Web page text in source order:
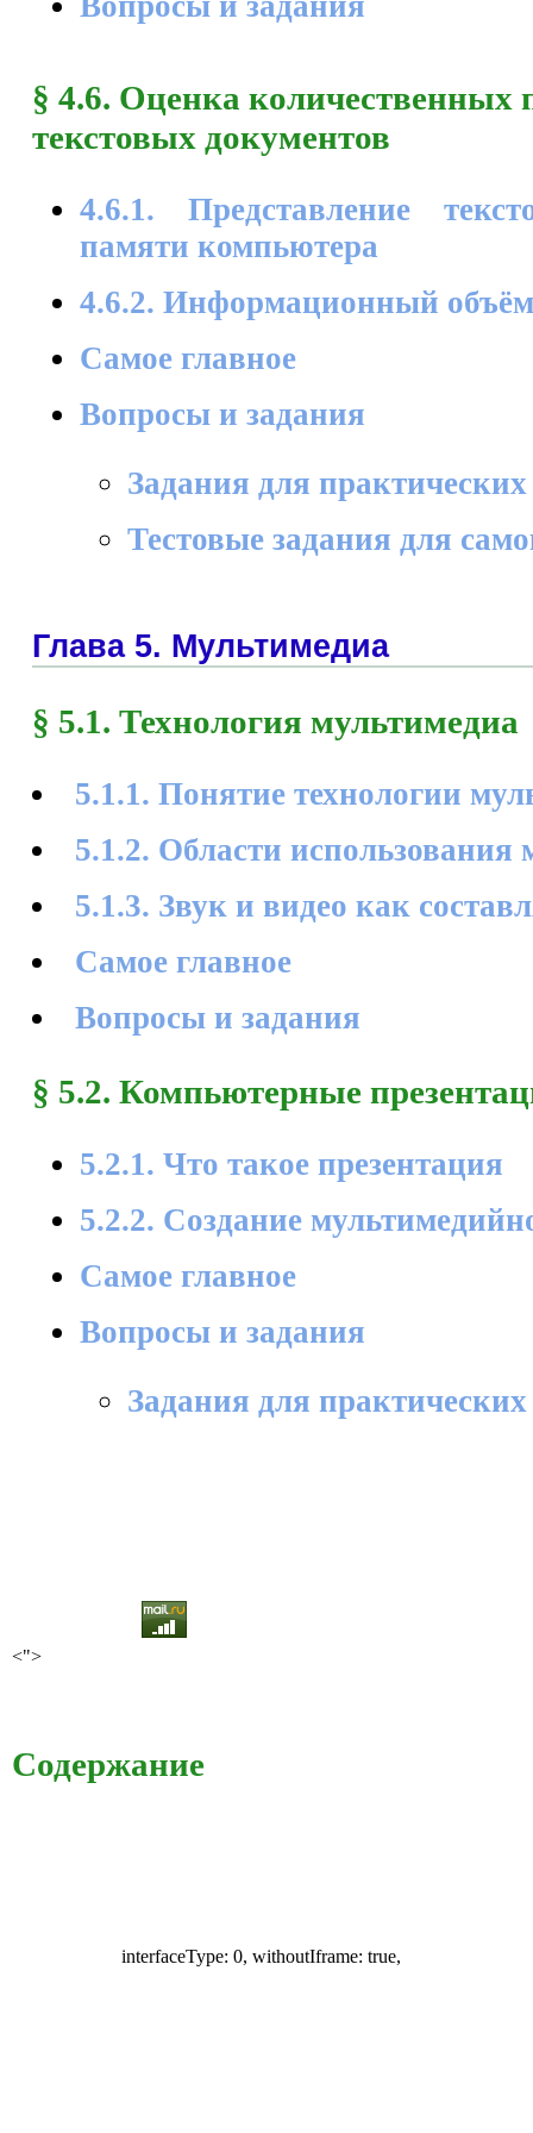
§ 4.6. Оценка количественных
текстовых документов
4.6.1. Представление
памяти компьютера
4.6.2. Информационный объём
Самое главное
Вопросы и задания
Задания для практических
Тестовые задания для
Глава 5. Мультимедиа
§ 5.1. Технология мультимедиа
5.1.1. Понятие технологии
5.1.2. Области использования
5.1.3. Звук и видео как
Самое главное
Вопросы и задания
§ 5.2. Компьютерные
5.2.1. Что такое презентация
5.2.2. Создание
Самое главное
Вопросы и задания
Задания для практических
<">
Содержание
interfaceType: 0, withoutIframe: true,